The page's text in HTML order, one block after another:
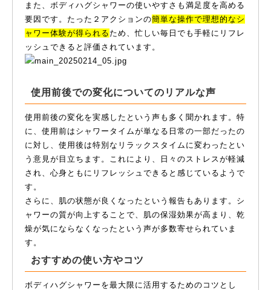
また、ボディハグシャワーの使いやすさも満足度を高める
要因です。たった２アクションの簡単な操作で理想的なシ
ャワー体験が得られる ため、忙しい毎日でも手軽にリフレ
ッシュできると評価されています。
使用前後での変化についてのリアルな声
使用前後の変化を実感したという声も多く聞かれます。特
に、使用前はシャワータイムが単なる日常の一部だったの
に対し、使用後は特別なリラックスタイムに変わったとい
う意見が目立ちます。これにより、日々のストレスが軽減
され、心身ともにリフレッシュできると感じているようで
す。
さらに、肌の状態が良くなったという報告もあります。シ
ャワーの質が向上することで、肌の保湿効果が高まり、乾
燥が気にならなくなったという声が多数寄せられていま
す。
おすすめの使い方やコツ
ボディハグシャワーを最大限に活用するためのコツとし